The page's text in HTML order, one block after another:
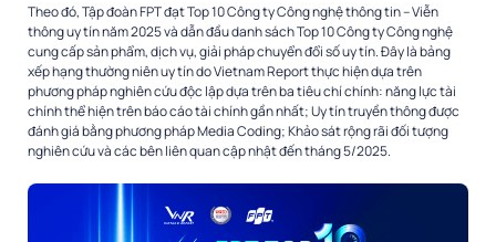
Theo đó, Tập đoàn FPT đạt Top 10 Công ty Công nghệ thông tin – Viễn
thông uy tín năm 2025 và dẫn đầu danh sách Top 10 Công ty Công nghệ
cung cấp sản phẩm, dịch vụ, giải pháp chuyển đổi số uy tín. Đây là bảng
xếp hạng thường niên uy tín do Vietnam Report thực hiện dựa trên
phương pháp nghiên cứu độc lập dựa trên ba tiêu chí chính: năng lực tài
chính thể hiện trên báo cáo tài chính gần nhất; Uy tín truyền thông được
đánh giá bằng phương pháp Media Coding; Khảo sát rộng rãi đối tượng
nghiên cứu và các bên liên quan cập nhật đến tháng 5/2025.